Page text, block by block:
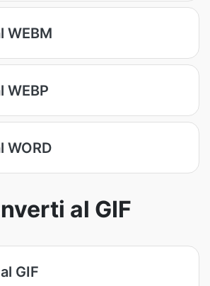
WEBM
WEBP
WORD
al GIF
GIF